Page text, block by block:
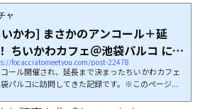
ャ
かわ] まさかのアンコール＋延
ちいかわカフェ＠池袋パルコ に再
focacciatomeetyou.com/post-22478
ール開催され、延長まで決まったちいかわカフェ
パルコに訪問してきた記録です。※このページ...